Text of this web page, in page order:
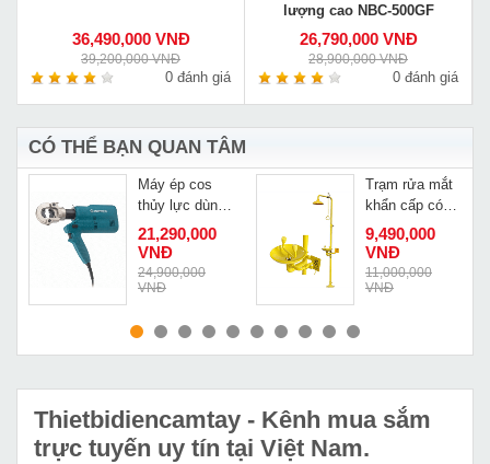
36,490,000 VNĐ
39,200,000 VNĐ
0 đánh giá
lượng cao NBC-500GF
26,790,000 VNĐ
28,900,000 VNĐ
0 đánh giá
CÓ THỂ BẠN QUAN TÂM
MUA NGAY
Máy ép cos
thủy lực dùng
điện Zupper
HH-300
21,290,000
VNĐ
24,900,000
VNĐ
MUA NGAY
Trạm rửa mắt
khẩn cấp có
vòi sen ABS
9,490,000
VNĐ
11,000,000
VNĐ
Thietbidiencamtay - Kênh mua sắm
trực tuyến uy tín tại Việt Nam.